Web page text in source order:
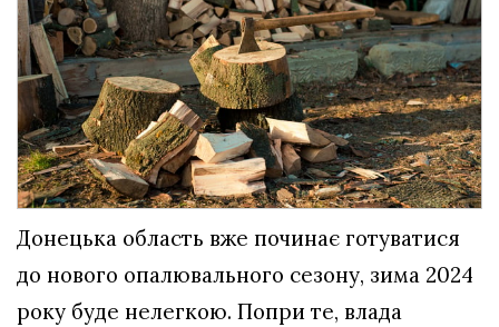
Донецька область вже починає готуватися
до нового опалювального сезону, зима 2024
року буде нелегкою. Попри те, влада